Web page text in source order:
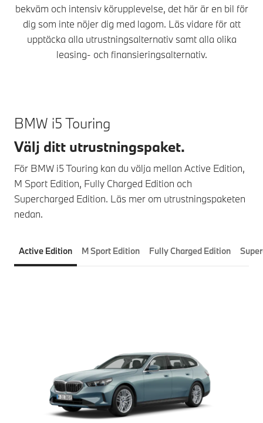
bekväm och intensiv körupplevelse, det här är en bil för
dig som inte nöjer dig med lagom. Läs vidare för att
upptäcka alla utrustningsalternativ samt alla olika
leasing- och finansieringsalternativ.
BMW i5 Touring
Välj ditt utrustningspaket.
För BMW i5 Touring kan du välja mellan Active Edition,
M Sport Edition, Fully Charged Edition och
Supercharged Edition. Läs mer om utrustningspaketen
nedan.
Active Edition M Sport Edition Fully Charged Edition